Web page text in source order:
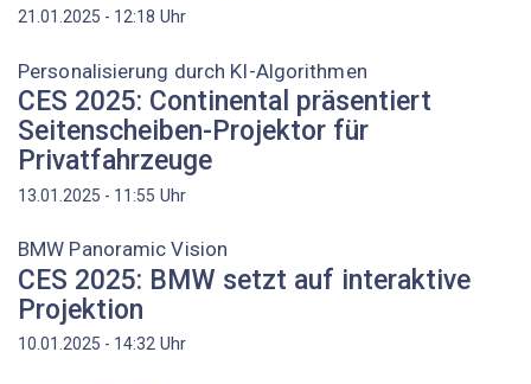
21.01.2025 - 12:18 Uhr
Personalisierung durch KI-Algorithmen
CES 2025: Continental präsentiert
Seitenscheiben-Projektor für
Privatfahrzeuge
13.01.2025 - 11:55 Uhr
BMW Panoramic Vision
CES 2025: BMW setzt auf interaktive
Projektion
10.01.2025 - 14:32 Uhr